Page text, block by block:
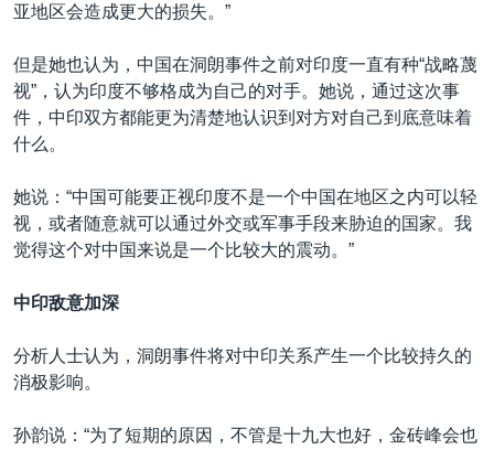
亚地区会造成更大的损失。”
但是她也认为，中国在洞朗事件之前对印度一直有种“战略蔑
视”，认为印度不够格成为自己的对手。她说，通过这次事
件，中印双方都能更为清楚地认识到对方对自己到底意味着
什么。
她说：“中国可能要正视印度不是一个中国在地区之内可以轻
视，或者随意就可以通过外交或军事手段来胁迫的国家。我
觉得这个对中国来说是一个比较大的震动。”
中印敌意加深
分析人士认为，洞朗事件将对中印关系产生一个比较持久的
消极影响。
孙韵说：“为了短期的原因，不管是十九大也好，金砖峰会也